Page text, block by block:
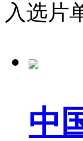
入选片
中